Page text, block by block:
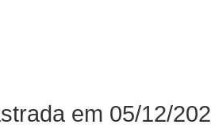
em 05/12/